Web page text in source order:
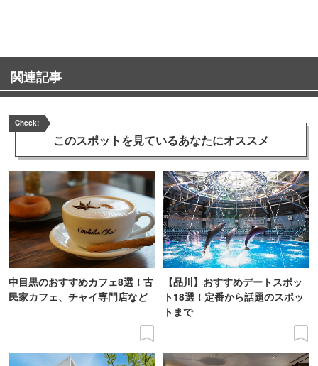
関連記事
Check!
このスポットを見ているあなたにオススメ
中目黒のおすすめカフェ8選！古
民家カフェ、チャイ専門店など
【品川】おすすめデートスポッ
ト18選！定番から話題のスポッ
トまで